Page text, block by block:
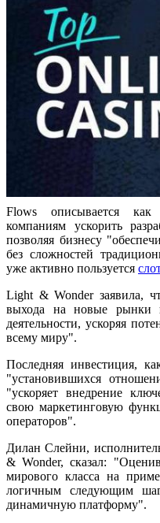
Flows описывается как
компаниям ускорить
позволяя бизнесу
без сложностей
уже активно пользуется
Light & Wonder заявила,
выхода на новые рынки
деятельности, ускоряя
всему миру".
Последняя инвестиция,
"установившихся
"ускоряет внедрение
свою маркетинговую
операторов".
Дилан Слейни,
& Wonder, сказал:
мирового класса на
логичным следующим
динамичную платформу".